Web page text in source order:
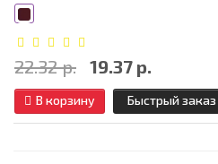
22.32 р. 19.37 р.
В корзину Быстрый заказ